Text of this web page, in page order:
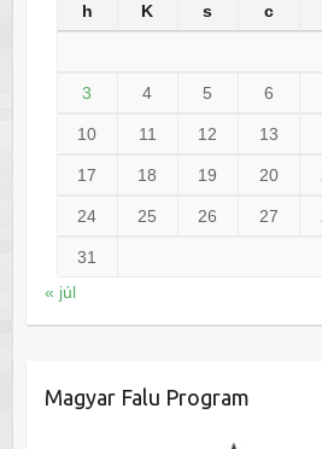
h K s c
3 4 5 6
10 11 12 13
17 18 19 20
24 25 26 27
31
« júl
Magyar Falu Program